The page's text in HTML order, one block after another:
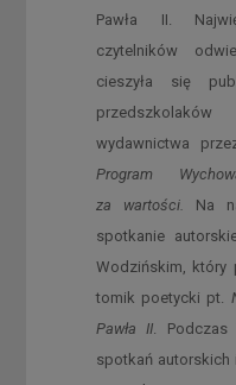
Pawła II.
czytelników
cieszyła się
wydawnictwa
Program
za wartości.
Na
spotkanie
Wodzińskim, który
tomik poetycki pt.
Pawła II .
spotkań autorskich